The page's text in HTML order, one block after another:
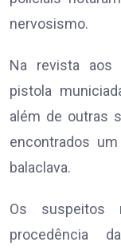
nervosismo.
Na revista aos
pistola
além de outras
encontrados
balaclava.
Os suspeitos
procedência